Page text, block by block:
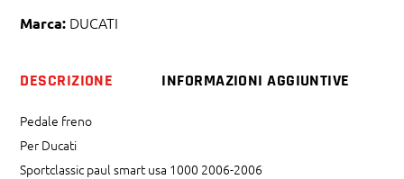
Marca: DUCATI
DESCRIZIONE INFORMAZIONI AGGIUNTIVE
Pedale freno
Per Ducati
Sportclassic paul smart usa 1000 2006-2006